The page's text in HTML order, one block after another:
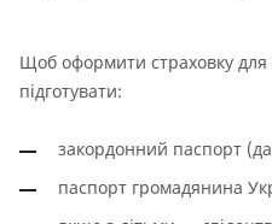
Щоб оформити страховку для
підготувати:
закордонний паспорт
паспорт громадянина